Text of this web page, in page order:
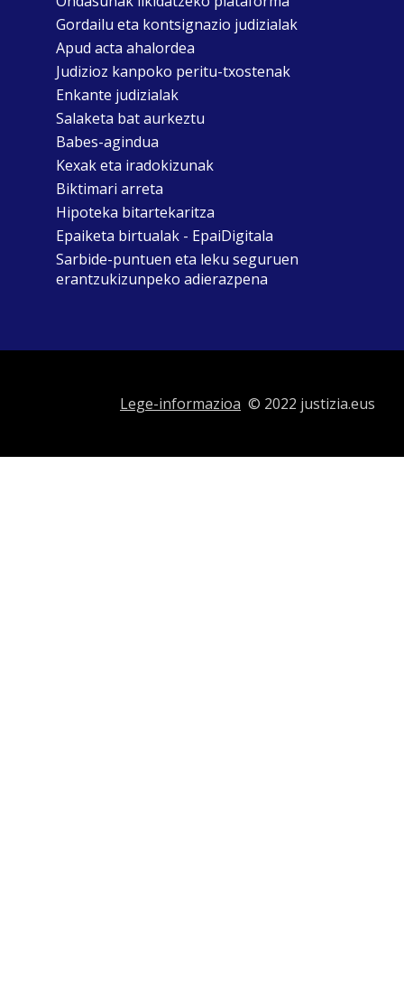
Gordailu eta kontsignazio judizialak
Apud acta ahalordea
Judizioz kanpoko peritu-txostenak
Enkante judizialak
Salaketa bat aurkeztu
Babes-agindua
Kexak eta iradokizunak
Biktimari arreta
Hipoteka bitartekaritza
Epaiketa birtualak - EpaiDigitala
Sarbide-puntuen eta leku seguruen
erantzukizunpeko adierazpena
Lege-informazioa © 2022 justizia.eus